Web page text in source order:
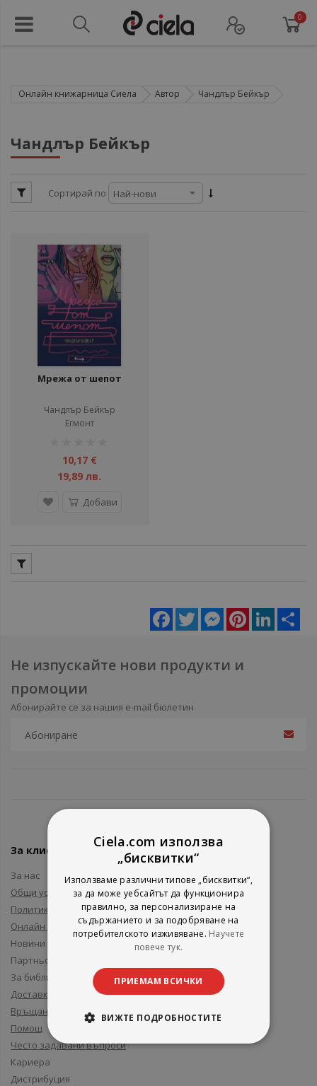
0
Онлайн книжарница Сиела Автор Чандлър Бейкър
Чандлър Бейкър
Сортирай по
Мрежа от шепот
Чандлър Бейкър
Егмонт
10,17 €
19,89 лв.
Добави
Facebook
Twitter MessengerPinterestLinkedIn
Не изпускайте нови продукти и
промоции
Абонирайте се за нашия e-mail бюлетин
За клиенти
За нас
Общи условия
Политика за поверителност
Онлайн решаване на спорове
Новини и събития
Партньори и приятели
За библиотеки
Доставка
Връщане
Помощ
Често задавани въпроси
Кариера
Дистрибуция
Ciela.com използва
„бисквитки“
Използваме различни типове „бисквитки“,
за да може уебсайтът да функционира
правилно, за персонализиране на
съдържанието и за подобряване на
потребителското изживяване. Научете
повече тук.
ПРИЕМАМ ВСИЧКИ
ВИЖТЕ ПОДРОБНОСТИТЕ